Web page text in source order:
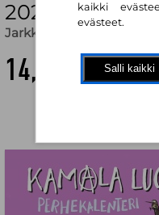
2027
Jarkko Vehniäinen
14,00 €
kaikki
evästeet.
Salli kaikki